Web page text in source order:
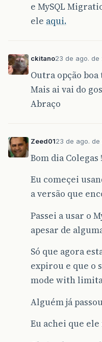
e MySQL
ele aqui.
ckitano23 de ago. de
Outra opção
Mais ai vai do
Abraço
Zeed0123 de ago. de
Bom dia Colegas !
Eu começei
a versão que
Passei a usar o
apesar de
Só que agora
expirou e que o
mode with
Alguém já
Eu achei que